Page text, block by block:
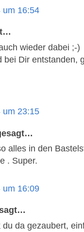
um 16:54
wieder dabei ;-)
bei Dir entstanden,
um 23:15
alles in den
. Super.
um 16:09
du da gezaubert,